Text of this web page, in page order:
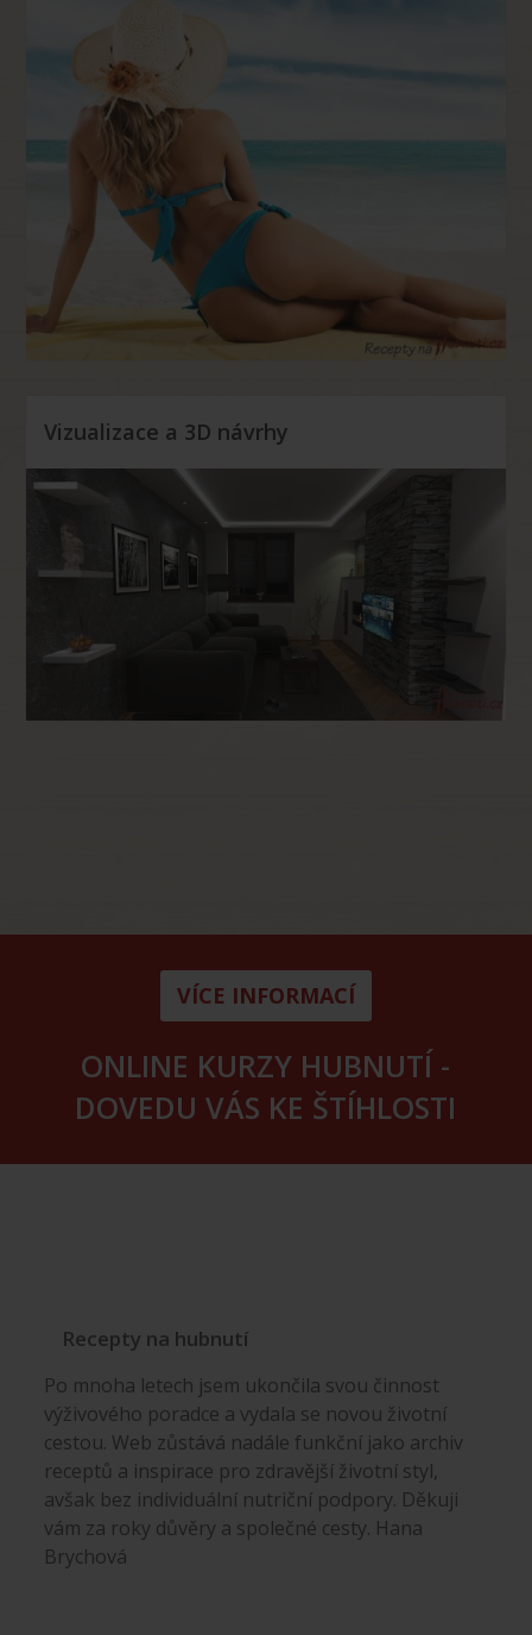
Vizualizace a 3D návrhy
VÍCE INFORMACÍ
ONLINE KURZY HUBNUTÍ -
DOVEDU VÁS KE ŠTÍHLOSTI
Recepty na hubnutí
Po mnoha letech jsem ukončila svou činnost
výživového poradce a vydala se novou životní
cestou. Web zůstává nadále funkční jako archiv
receptů a inspirace pro zdravější životní styl,
avšak bez individuální nutriční podpory. Děkuji
vám za roky důvěry a společné cesty. Hana
Brychová